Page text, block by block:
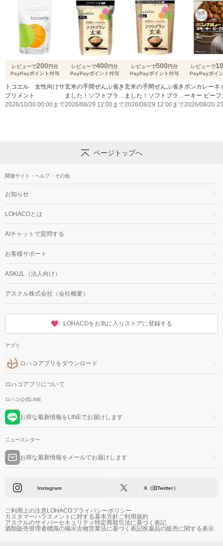
レビューで200円分
PayPayポイント付与
トコエル 女性向けサ
プリメント
2026/10/30 00:00まで
レビューで400円分
PayPayポイント付与
玄米の手間ぜんぶ省き
ました！ソフトブラン
玄米800gのレビュー
2026/08/29 12:00まで
レビューで500円分
PayPayポイント付与
玄米の手間ぜんぶ省き
ました！ソフトブラン
玄米2㎏のレビューキ
2026/08/29 12:00まで
レビューで
PayPayポイ
ボンカレーネ
ーキー ビー
薫りとコク 辛
2026/08/20
ページトップへ
関連サイト・ヘルプ・その他
お知らせ
LOHACOとは
AIチャットで質問する
お客様サポート
ASKUL（法人向け）
アスクル株式会社（会社概要）
LOHACOをお気に入りストアに登録する
アプリ
ロハコアプリをダウンロード
ロハコアプリについて
ロハコ公式LINE
お得な最新情報をLINEでお届けします
ニュースレター
お得な最新情報をメールでお届けします
Instagram X（旧Twitter）
ご利用上の注意LOHACOプライバシーポリシー
カスタマーハラスメントに対する基本方針ご利用規約
アスクルのサイバーセキュリティ特定商取引法に基づく表記
酒類販売管理者標識の掲示古物営業法に基づく表記医薬品の販売に関する表示